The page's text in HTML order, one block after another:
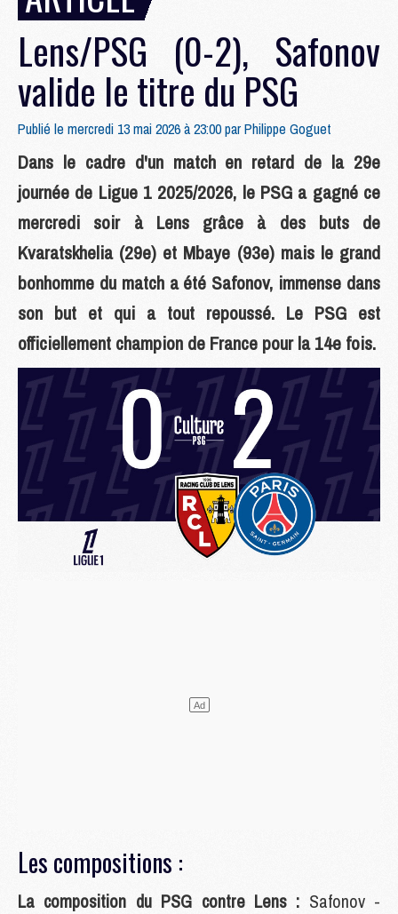
Lens/PSG (0-2), Safonov
valide le titre du PSG
Publié le mercredi 13 mai 2026 à 23:00 parPhilippe Goguet
Dans le cadre d'un match en retard de la 29e
journée de Ligue 1 2025/2026, le PSG a gagné ce
mercredi soir à Lens grâce à des buts de
Kvaratskhelia (29e) et Mbaye (93e) mais le grand
bonhomme du match a été Safonov, immense dans
son but et qui a tout repoussé. Le PSG est
officiellement champion de France pour la 14e fois.
Les compositions :
La composition du PSG contre Lens : Safonov -